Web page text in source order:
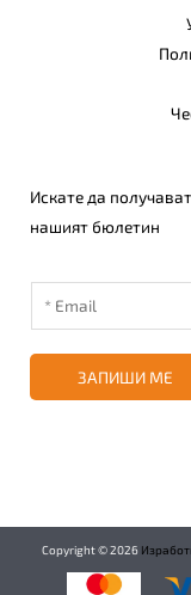
Искате да
нашият бюлетин
ЗАПИШИ МЕ
Copyright ©2026